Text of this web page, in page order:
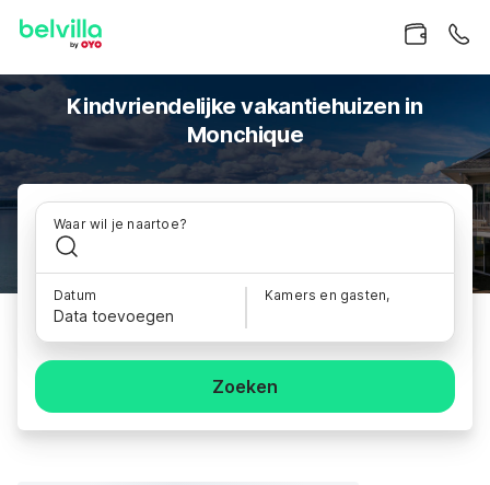
Kindvriendelijke vakantiehuizen in
Monchique
Waar wil je naartoe?
Datum
Data toevoegen
Kamers en gasten,
Zoeken